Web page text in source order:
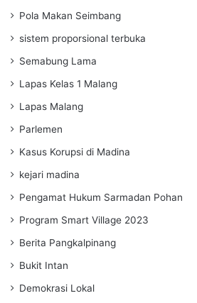
Pola Makan Seimbang
sistem proporsional terbuka
Semabung Lama
Lapas Kelas 1 Malang
Lapas Malang
Parlemen
Kasus Korupsi di Madina
kejari madina
Pengamat Hukum Sarmadan Pohan
Program Smart Village 2023
Berita Pangkalpinang
Bukit Intan
Demokrasi Lokal